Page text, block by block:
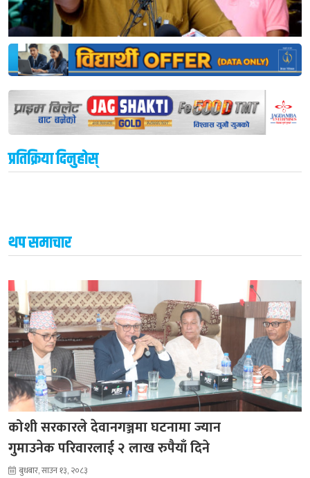
प्रतिक्रिया दिनुहोस्
थप समाचार
कोशी सरकारले देवानगञ्जमा घटनामा ज्यान
गुमाउनेक परिवारलाई २ लाख रुपैयाँ दिने
बुधबार, साउन १३, २०८३